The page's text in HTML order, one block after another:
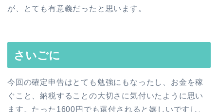
が、とても有意義だったと思います。
さいごに
今回の確定申告はとても勉強にもなったし、お金を稼
ぐこと、納税することの大切さに気付いたように思い
ます。たった1600円でも還付されると嬉しいですし、